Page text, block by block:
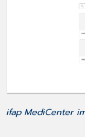
ifap MediCenter